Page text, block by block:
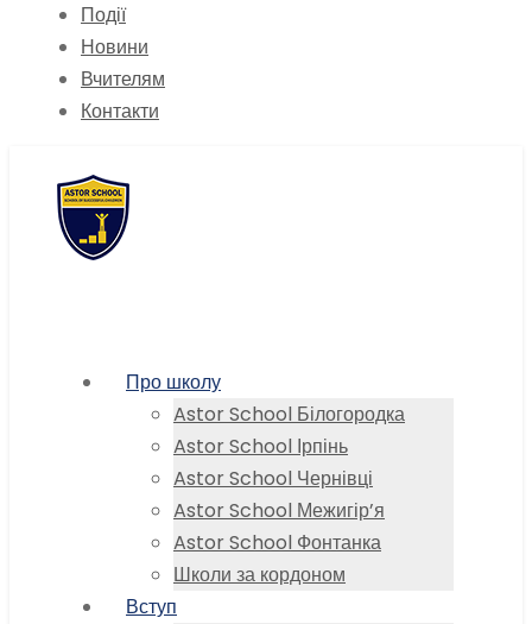
Події
Новини
Вчителям
Контакти
Про школу
Astor School Білогородка
Astor School Ірпінь
Astor School Чернівці
Astor School Межигір’я
Astor School Фонтанка
Школи за кордоном
Вступ